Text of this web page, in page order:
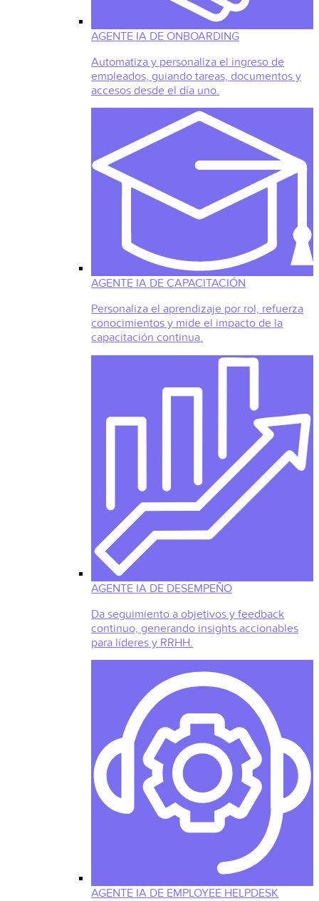
AGENTE IA DE ONBOARDING
Automatiza y personaliza el ingreso de
empleados, guiando tareas, documentos y
accesos desde el día uno.
AGENTE IA DE CAPACITACIÓN
Personaliza el aprendizaje por rol, refuerza
conocimientos y mide el impacto de la
capacitación continua.
AGENTE IA DE DESEMPEÑO
Da seguimiento a objetivos y feedback
continuo, generando insights accionables
para líderes y RRHH.
AGENTE IA DE EMPLOYEE HELPDESK